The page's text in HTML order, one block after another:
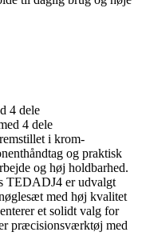
4 dele
i krom-
og praktisk
og høj holdbarhed.
TEDADJ4 er udvalgt
med høj kvalitet
et solidt valg for
præcisionsværktøj med